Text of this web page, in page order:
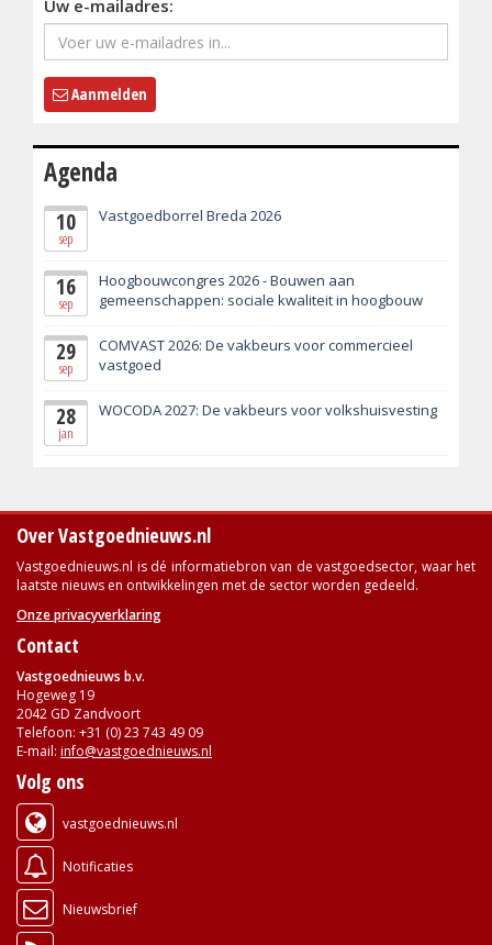
Uw e-mailadres:
Aanmelden
Agenda
10
sep
Vastgoedborrel Breda 2026
16
sep
Hoogbouwcongres 2026 - Bouwen aan
gemeenschappen: sociale kwaliteit in hoogbouw
29
sep
COMVAST 2026: De vakbeurs voor commercieel
vastgoed
28
jan
WOCODA 2027: De vakbeurs voor volkshuisvesting
Over Vastgoednieuws.nl
Vastgoednieuws.nl is dé informatiebron van de vastgoedsector, waar het
laatste nieuws en ontwikkelingen met de sector worden gedeeld.
Onze privacyverklaring
Contact
Vastgoednieuws b.v.
Hogeweg 19
2042 GD Zandvoort
Telefoon: +31 (0) 23 743 49 09
E-mail: info@vastgoednieuws.nl
Volg ons
vastgoednieuws.nl
Notificaties
Nieuwsbrief